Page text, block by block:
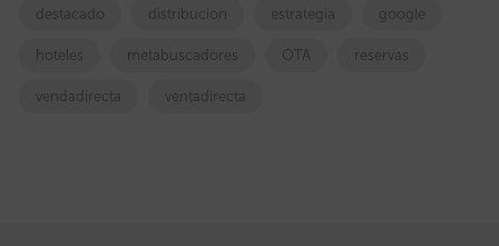
destacado distribucion estrategia google
hoteles metabuscadores OTA reservas
vendadirecta ventadirecta